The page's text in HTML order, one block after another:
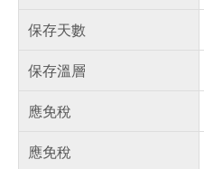
保存天數
保存溫層
應免稅
應免稅